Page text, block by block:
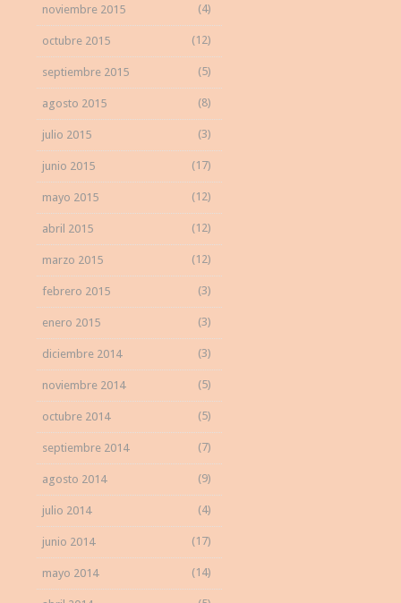
noviembre 2015 (4)
octubre 2015 (12)
septiembre 2015 (5)
agosto 2015 (8)
julio 2015 (3)
junio 2015 (17)
mayo 2015 (12)
abril 2015 (12)
marzo 2015 (12)
febrero 2015 (3)
enero 2015 (3)
diciembre 2014 (3)
noviembre 2014 (5)
octubre 2014 (5)
septiembre 2014 (7)
agosto 2014 (9)
julio 2014 (4)
junio 2014 (17)
mayo 2014 (14)